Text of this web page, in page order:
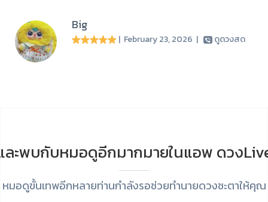
Big
| February 23, 2026 | ดูดวงสด
ละพบกับหมอดูอีกมากมายในแอพ ดวง
หมอดูขั้นเทพอีกหลายท่านกำลังรอช่วยทำนายดวงชะตาให้คุณ